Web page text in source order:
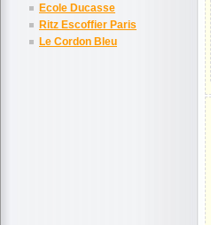
Ecole Ducasse
Ritz Escoffier Paris
Le Cordon Bleu